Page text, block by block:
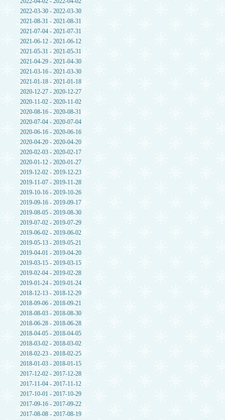
2022-03-30 - 2022-03-30
2021-08-31 - 2021-08-31
2021-07-04 - 2021-07-31
2021-06-12 - 2021-06-12
2021-05-31 - 2021-05-31
2021-04-29 - 2021-04-30
2021-03-16 - 2021-03-30
2021-01-18 - 2021-01-18
2020-12-27 - 2020-12-27
2020-11-02 - 2020-11-02
2020-08-16 - 2020-08-31
2020-07-04 - 2020-07-04
2020-06-16 - 2020-06-16
2020-04-20 - 2020-04-20
2020-02-03 - 2020-02-17
2020-01-12 - 2020-01-27
2019-12-02 - 2019-12-23
2019-11-07 - 2019-11-28
2019-10-16 - 2019-10-26
2019-09-16 - 2019-09-17
2019-08-05 - 2019-08-30
2019-07-02 - 2019-07-29
2019-06-02 - 2019-06-02
2019-05-13 - 2019-05-21
2019-04-01 - 2019-04-20
2019-03-15 - 2019-03-15
2019-02-04 - 2019-02-28
2019-01-24 - 2019-01-24
2018-12-13 - 2018-12-29
2018-09-06 - 2018-09-21
2018-08-03 - 2018-08-30
2018-06-28 - 2018-06-28
2018-04-05 - 2018-04-05
2018-03-02 - 2018-03-02
2018-02-23 - 2018-02-25
2018-01-03 - 2018-01-15
2017-12-02 - 2017-12-28
2017-11-04 - 2017-11-12
2017-10-01 - 2017-10-29
2017-09-16 - 2017-09-22
2017-08-08 - 2017-08-19